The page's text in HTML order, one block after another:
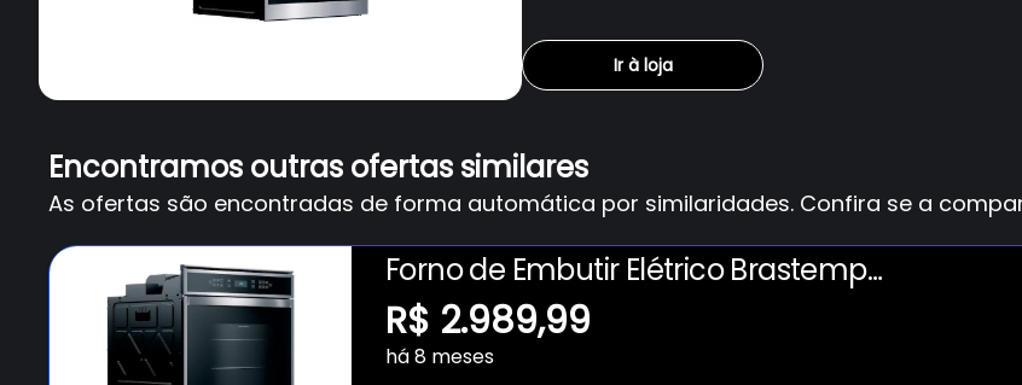
Ir à loja
Encontramos outras ofertas similares
As ofertas são encontradas de forma automática por similaridades. Confira se a
Forno de Embutir Elétrico Brastemp
BOT84AR com Convecção e Termômetro
Meat Control Inox - 84 Litros
R$ 2.989,99
há 8 meses